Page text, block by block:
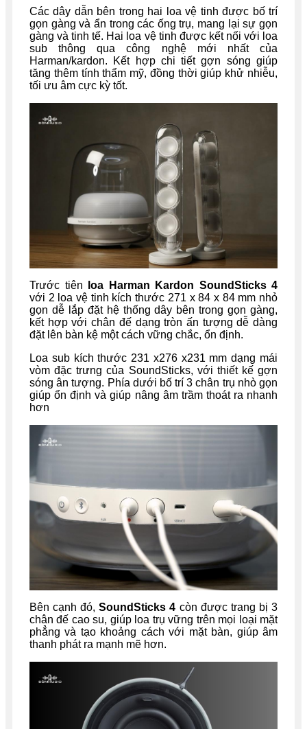
Các dây dẫn bên trong hai loa vệ tinh được bố trí
gọn gàng và ẩn trong các ống trụ, mang lại sự gọn
gàng và tinh tế. Hai loa vệ tinh được kết nối với loa
sub thông qua công nghệ mới nhất của
Harman/kardon. Kết hợp chi tiết gợn sóng giúp
tăng thêm tính thẩm mỹ, đồng thời giúp khử nhiễu,
tối ưu âm cực kỳ tốt.
Trước tiên
loa Harman Kardon SoundSticks 4
với 2 loa vệ tinh kích thước 271 x 84 x 84 mm nhỏ
gọn dễ lắp đặt hệ thống dây bên trong gọn gàng,
kết hợp với chân đế dạng tròn ấn tượng dễ dàng
đặt lên bàn kệ một cách vững chắc, ổn định.
Loa sub kích thước 231 x276 x231 mm dạng mái
vòm đặc trưng của SoundSticks, với thiết kế gợn
sóng ân tượng. Phía dưới bố trí 3 chân trụ nhò gọn
giúp ổn định và giúp nâng âm trầm thoát ra nhanh
hơn
Bên cạnh đó,SoundSticks 4 còn được trang bị 3
chân đế cao su, giúp loa trụ vững trên mọi loại mặt
phẳng và tạo khoảng cách với mặt bàn, giúp âm
thanh phát ra mạnh mẽ hơn.